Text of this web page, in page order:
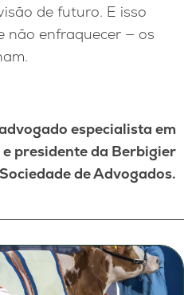
de futuro. E isso
não enfraquecer — os
especialista em
presidente da Berbigier
Sociedade de Advogados.